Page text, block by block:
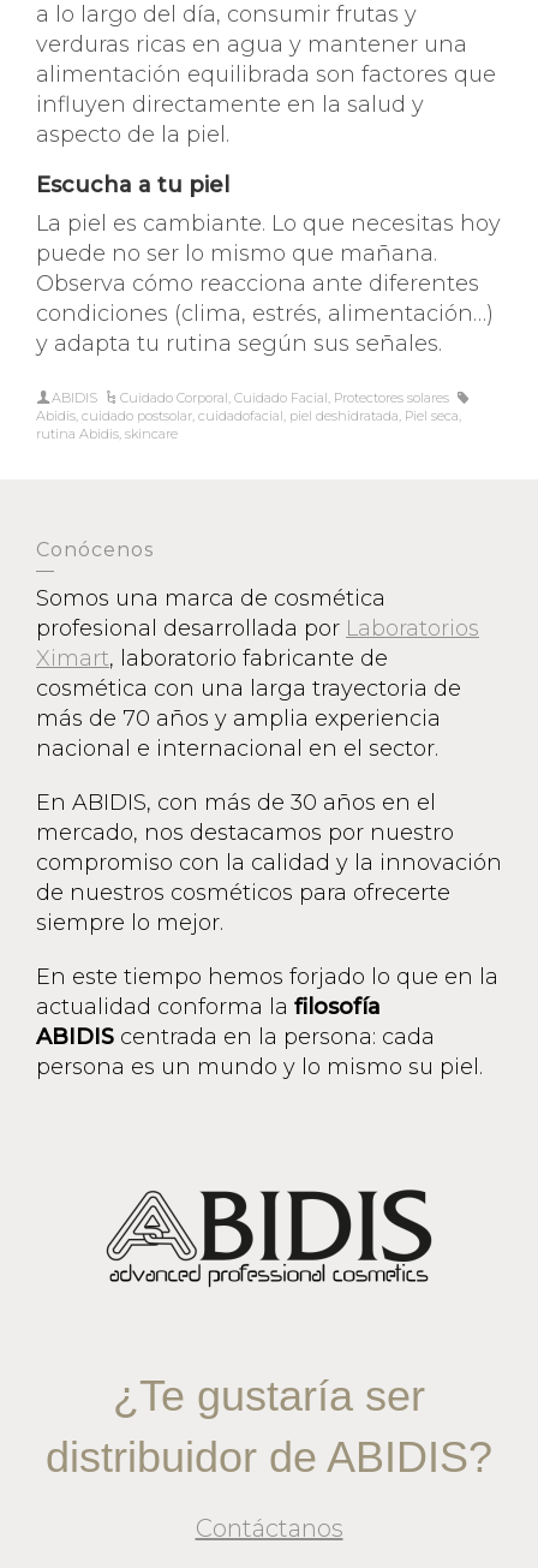
a lo largo del día, consumir frutas y
verduras ricas en agua y mantener una
alimentación equilibrada son factores que
influyen directamente en la salud y
aspecto de la piel.
Escucha a tu piel
La piel es cambiante. Lo que necesitas hoy
puede no ser lo mismo que mañana.
Observa cómo reacciona ante diferentes
condiciones (clima, estrés, alimentación…)
y adapta tu rutina según sus señales.
ABIDIS Cuidado Corporal,Cuidado Facial, Protectores solares
Abidis, cuidado postsolar, cuidadofacial, piel deshidratada, Piel seca,
rutina Abidis, skincare
Conócenos
Somos una marca de cosmética
profesional desarrollada por Laboratorios
Ximart, laboratorio fabricante de
cosmética con una larga trayectoria de
más de 70 años y amplia experiencia
nacional e internacional en el sector.
En ABIDIS, con más de 30 años en el
mercado, nos destacamos por nuestro
compromiso con la calidad y la innovación
de nuestros cosméticos para ofrecerte
siempre lo mejor.
En este tiempo hemos forjado lo que en la
actualidad conforma la filosofía
ABIDIS centrada en la persona: cada
persona es un mundo y lo mismo su piel.
¿Te gustaría ser
distribuidor de ABIDIS?
Contáctanos